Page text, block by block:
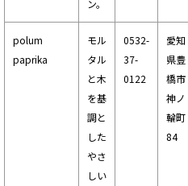
ン。
polum
paprika
モル
タル
と木
を基
調と
した
やさ
しい
0532-
37-
0122
愛知
県豊
橋市
神ノ
輪町
84